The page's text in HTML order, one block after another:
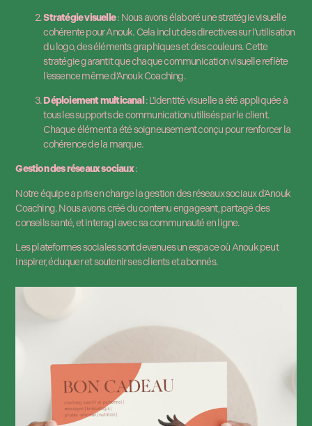
Stratégie visuelle: Nous avons élaboré une stratégie visuelle
cohérente pour Anouk. Cela inclut des directives sur l’utilisation
du logo, des éléments graphiques et des couleurs. Cette
stratégie garantit que chaque communication visuelle reflète
l’essence même d’Anouk Coaching.
Déploiement multicanal : L’identité visuelle a été appliquée à
tous les supports de communication utilisés par le client.
Chaque élément a été soigneusement conçu pour renforcer la
cohérence de la marque.
Gestion des réseaux sociaux:
Notre équipe a pris en charge la gestion des réseaux sociaux d’Anouk
Coaching. Nous avons créé du contenu engageant, partagé des
conseils santé, et interagi avec sa communauté en ligne.
Les plateformes sociales sont devenues un espace où Anouk peut
inspirer, éduquer et soutenir ses clients et abonnés.